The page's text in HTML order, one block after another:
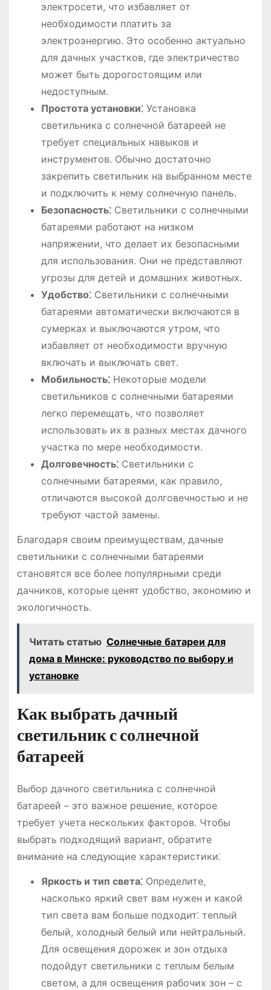
электросети, что избавляет от
необходимости платить за
электроэнергию․ Это особенно актуально
для дачных участков, где электричество
может быть дорогостоящим или
недоступным․
Простота установки⁚Установка
светильника с солнечной батареей не
требует специальных навыков и
инструментов․ Обычно достаточно
закрепить светильник на выбранном месте
и подключить к нему солнечную панель․
Безопасность⁚Светильники с солнечными
батареями работают на низком
напряжении, что делает их безопасными
для использования․ Они не представляют
угрозы для детей и домашних животных․
Удобство⁚Светильники с солнечными
батареями автоматически включаются в
сумерках и выключаются утром, что
избавляет от необходимости вручную
включать и выключать свет․
Мобильность⁚Некоторые модели
светильников с солнечными батареями
легко перемещать, что позволяет
использовать их в разных местах дачного
участка по мере необходимости․
Долговечность⁚Светильники с
солнечными батареями, как правило,
отличаются высокой долговечностью и не
требуют частой замены․
Благодаря своим преимуществам, дачные
светильники с солнечными батареями
становятся все более популярными среди
дачников, которые ценят удобство, экономию и
экологичность․
Читать статью Солнечные батареи для
дома в Минске: руководство по выбору и
установке
Как выбрать дачный
светильник с солнечной
батареей
Выбор дачного светильника с солнечной
батареей – это важное решение, которое
требует учета нескольких факторов․ Чтобы
выбрать подходящий вариант, обратите
внимание на следующие характеристики⁚
Яркость и тип света⁚Определите,
насколько яркий свет вам нужен и какой
тип света вам больше подходит⁚ теплый
белый, холодный белый или нейтральный․
Для освещения дорожек и зон отдыха
подойдут светильники с теплым белым
светом, а для освещения рабочих зон – с